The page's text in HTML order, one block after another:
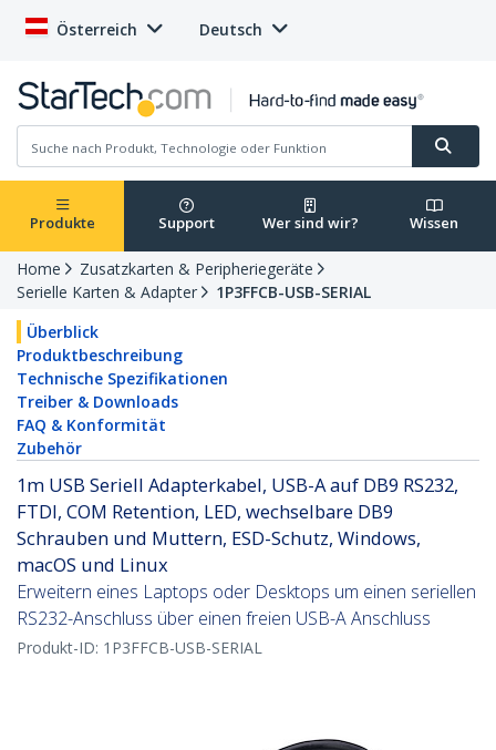
Österreich Deutsch
Produkte Support Wer sind wir? Wissen
Home
Zusatzkarten & Peripheriegeräte
Serielle Karten & Adapter
1P3FFCB-USB-SERIAL
Überblick
Produktbeschreibung
Technische Spezifikationen
Treiber & Downloads
FAQ & Konformität
Zubehör
1m USB Seriell Adapterkabel, USB-A auf DB9 RS232,
FTDI, COM Retention, LED, wechselbare DB9
Schrauben und Muttern, ESD-Schutz, Windows,
macOS und Linux
Erweitern eines Laptops oder Desktops um einen seriellen
RS232-Anschluss über einen freien USB-A Anschluss
Produkt-ID: 1P3FFCB-USB-SERIAL